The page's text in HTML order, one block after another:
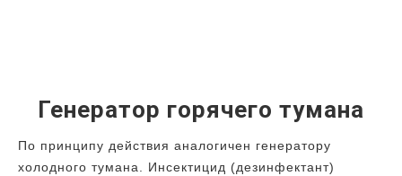
Генератор горячего тумана
По принципу действия аналогичен генератору
холодного тумана. Инсектицид (дезинфектант)